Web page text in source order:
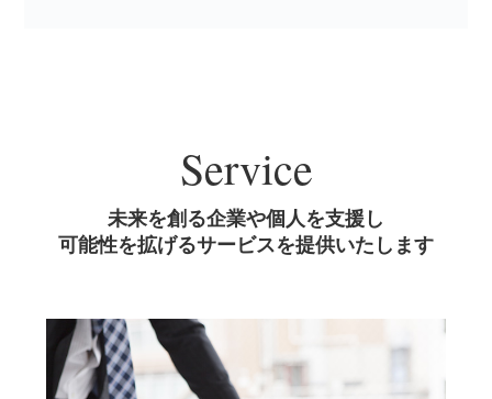
Service
未来を創る企業や個人を支援し
可能性を拡げるサービスを提供いたします